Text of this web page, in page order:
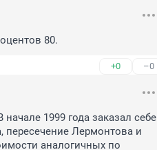
80.
+0 –0
1999 года заказал себе
пересечение Лермонтова и
аналогичных по